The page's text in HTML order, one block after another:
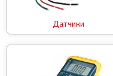
Датчики